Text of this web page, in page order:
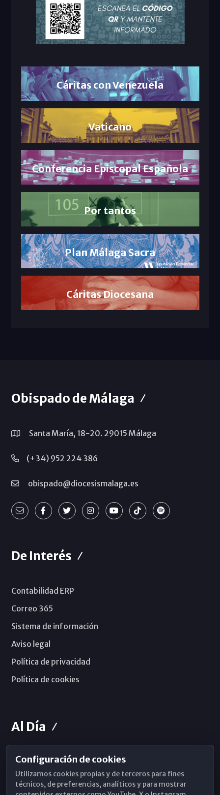
Cáritas con Venezuela
Vaticano
Conferencia Episcopal Española
Por tantos
Plan Málaga Sacra
Cáritas Diocesana
Obispado de Málaga
Santa María, 18-20. 29015 Málaga
(+34) 952 224 386
obispado@diocesismalaga.es
De Interés
Contabilidad ERP
Correo 365
Sistema de información
Aviso legal
Política de privacidad
Política de cookies
Al Día
Horarios de Misa
Hemeroteca
Configuración de cookies
Utilizamos cookies propias y de terceros para fines
técnicos, de preferencias, analíticos y para mostrar